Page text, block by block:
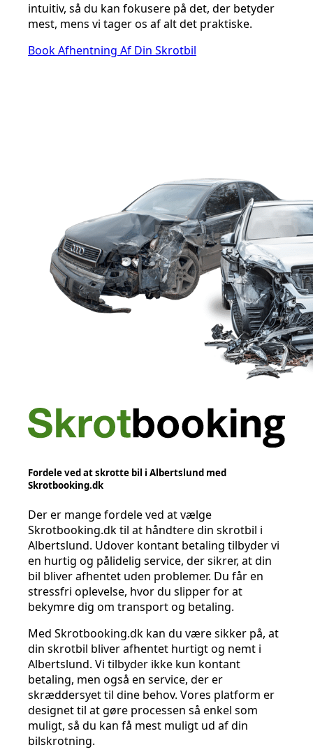
intuitiv, så du kan fokusere på det, der betyder
mest, mens vi tager os af alt det praktiske.
Book Afhentning Af Din Skrotbil
Fordele ved at skrotte bil i Albertslund med
Skrotbooking.dk
Der er mange fordele ved at vælge
Skrotbooking.dk til at håndtere din skrotbil i
Albertslund. Udover kontant betaling tilbyder vi
en hurtig og pålidelig service, der sikrer, at din
bil bliver afhentet uden problemer. Du får en
stressfri oplevelse, hvor du slipper for at
bekymre dig om transport og betaling.
Med Skrotbooking.dk kan du være sikker på, at
din skrotbil bliver afhentet hurtigt og nemt i
Albertslund. Vi tilbyder ikke kun kontant
betaling, men også en service, der er
skræddersyet til dine behov. Vores platform er
designet til at gøre processen så enkel som
muligt, så du kan få mest muligt ud af din
bilskrotning.